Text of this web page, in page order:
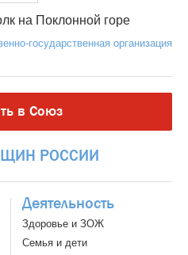
на Поклонной горе
государственная организация
в Союз
РОССИИ
Деятельность
Здоровье и ЗОЖ
Семья и дети